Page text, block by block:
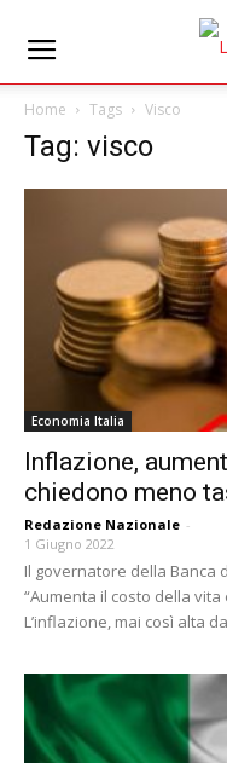
Home Tags Visco
Tag: visco
Economia Italia
Inflazione,
chiedono meno
Redazione Nazionale -
1 Giugno 2022
Il governatore della Banca
“Aumenta il costo della
L’inflazione, mai così alta